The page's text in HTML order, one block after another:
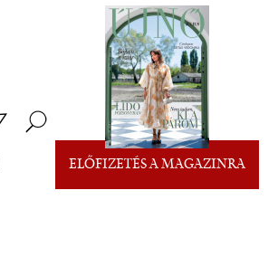
ELŐFIZETÉS A MAGAZINRA